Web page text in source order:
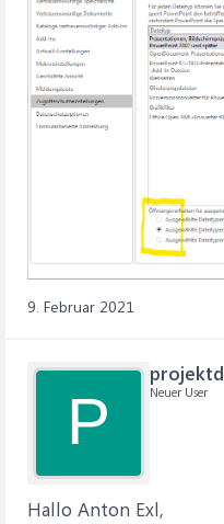
9. Februar 2021
P
projektd
Neuer User
Hallo Anton Exl,